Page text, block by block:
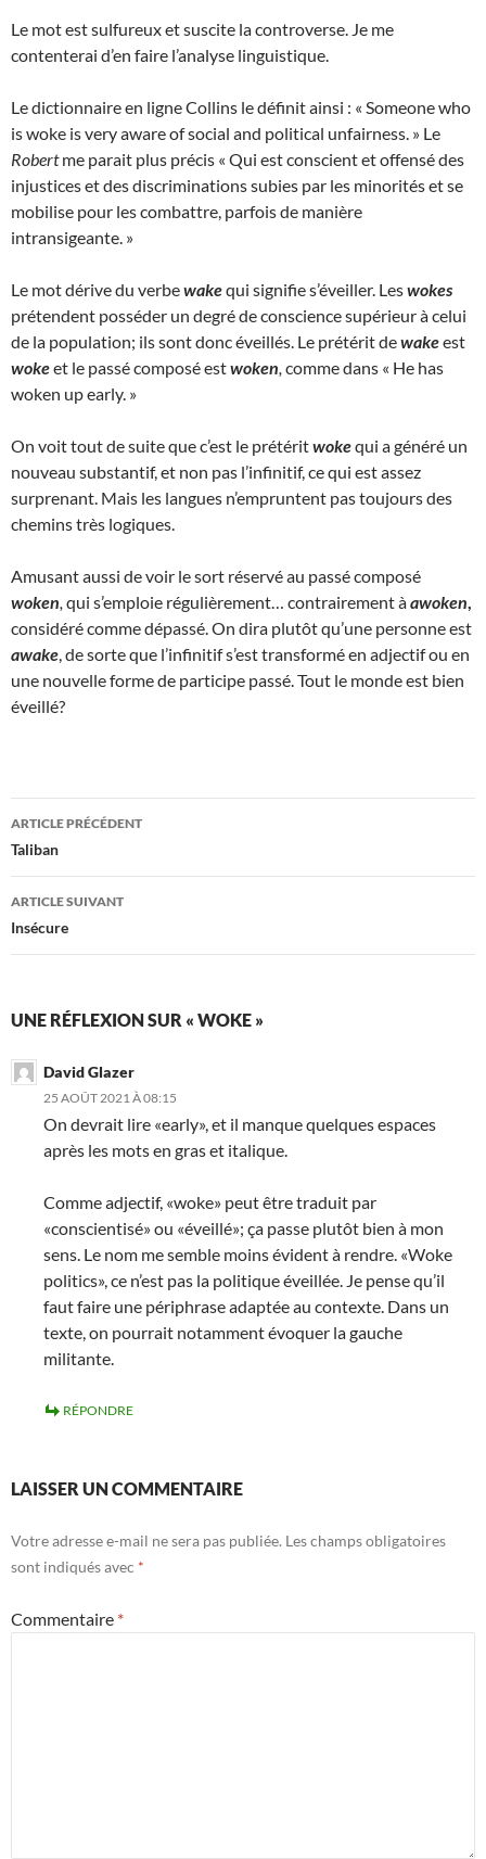
Le mot est sulfureux et suscite la controverse. Je me
contenterai d’en faire l’analyse linguistique.
Le dictionnaire en ligne Collins le définit ainsi : « Someone who
is woke is very aware of social and political unfairness. » Le
Robertme parait plus précis « Qui est conscient et offensé des
injustices et des discriminations subies par les minorités et se
mobilise pour les combattre, parfois de manière
intransigeante. »
Le mot dérive du verbewakequi signifie s’éveiller. Leswokes
prétendent posséder un degré de conscience supérieur à celui
de la population; ils sont donc éveillés. Le prétérit dewakeest
wokeet le passé composé estwoken, comme dans « He has
woken up early. »
On voit tout de suite que c’est le prétéritwokequi a généré un
nouveau substantif, et non pas l’infinitif, ce qui est assez
surprenant. Mais les langues n’empruntent pas toujours des
chemins très logiques.
Amusant aussi de voir le sort réservé au passé composé
woken, qui s’emploie régulièrement… contrairement àawoken,
considéré comme dépassé. On dira plutôt qu’une personne est
awake, de sorte que l’infinitif s’est transformé en adjectif ou en
une nouvelle forme de participe passé. Tout le monde est bien
éveillé?
Navigation
des
articles
ARTICLE PRÉCÉDENT
Taliban
ARTICLE SUIVANT
Insécure
UNE RÉFLEXION SUR « WOKE »
David Glazer
25 AOÛT 2021 À 08:15
On devrait lire «early», et il manque quelques espaces
après les mots en gras et italique.
Comme adjectif, «woke» peut être traduit par
«conscientisé» ou «éveillé»; ça passe plutôt bien à mon
sens. Le nom me semble moins évident à rendre. «Woke
politics», ce n’est pas la politique éveillée. Je pense qu’il
faut faire une périphrase adaptée au contexte. Dans un
texte, on pourrait notamment évoquer la gauche
militante.
RÉPONDRE
LAISSER UN COMMENTAIRE
Votre adresse e-mail ne sera pas publiée. Les champs obligatoires
sont indiqués avec *
Commentaire *